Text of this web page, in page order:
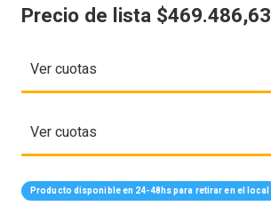
Precio de lista $469.486,63
Ver cuotas
Ver cuotas
Producto disponible en 24-48hs para retirar en el local